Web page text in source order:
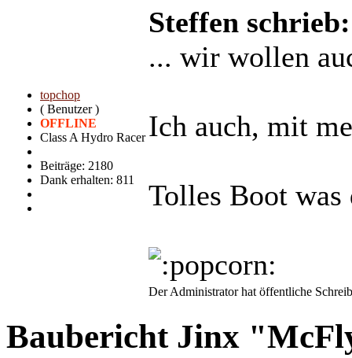
topchop
( Benutzer )
OFFLINE
Class A Hydro Racer
Beiträge: 2180
Dank erhalten: 811
Steffen schrieb:
... wir wollen
Ich auch, mit
Tolles Boot
Der Administrator hat öffentliche
Baubericht Jinx